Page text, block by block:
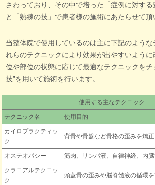
さわっており、その中で培った「症例に対する
と「熟練の技」で患者様の施術にあたらせて頂
当整体院で使用しているのは主に下記のような
れらのテクニックにより効果が出やすいように
位や部位の状態に応じて最適なテクニックをチ
技”を用いて施術を行います。
使用する主なテクニック
テクニック名 使用目的
カイロプラクティッ
ク
背骨や骨盤など骨格の歪みを矯正
オステオパシー 筋肉、リンパ液、自律神経、内
クラニアルテクニッ
ク
頭蓋骨の歪みや脳脊髄液の循環